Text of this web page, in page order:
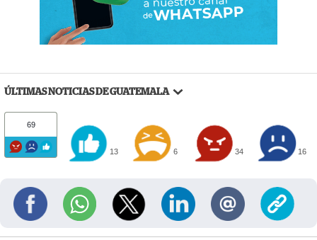
ÚLTIMAS NOTICIAS DE GUATEMALA
69
13 6 34 16